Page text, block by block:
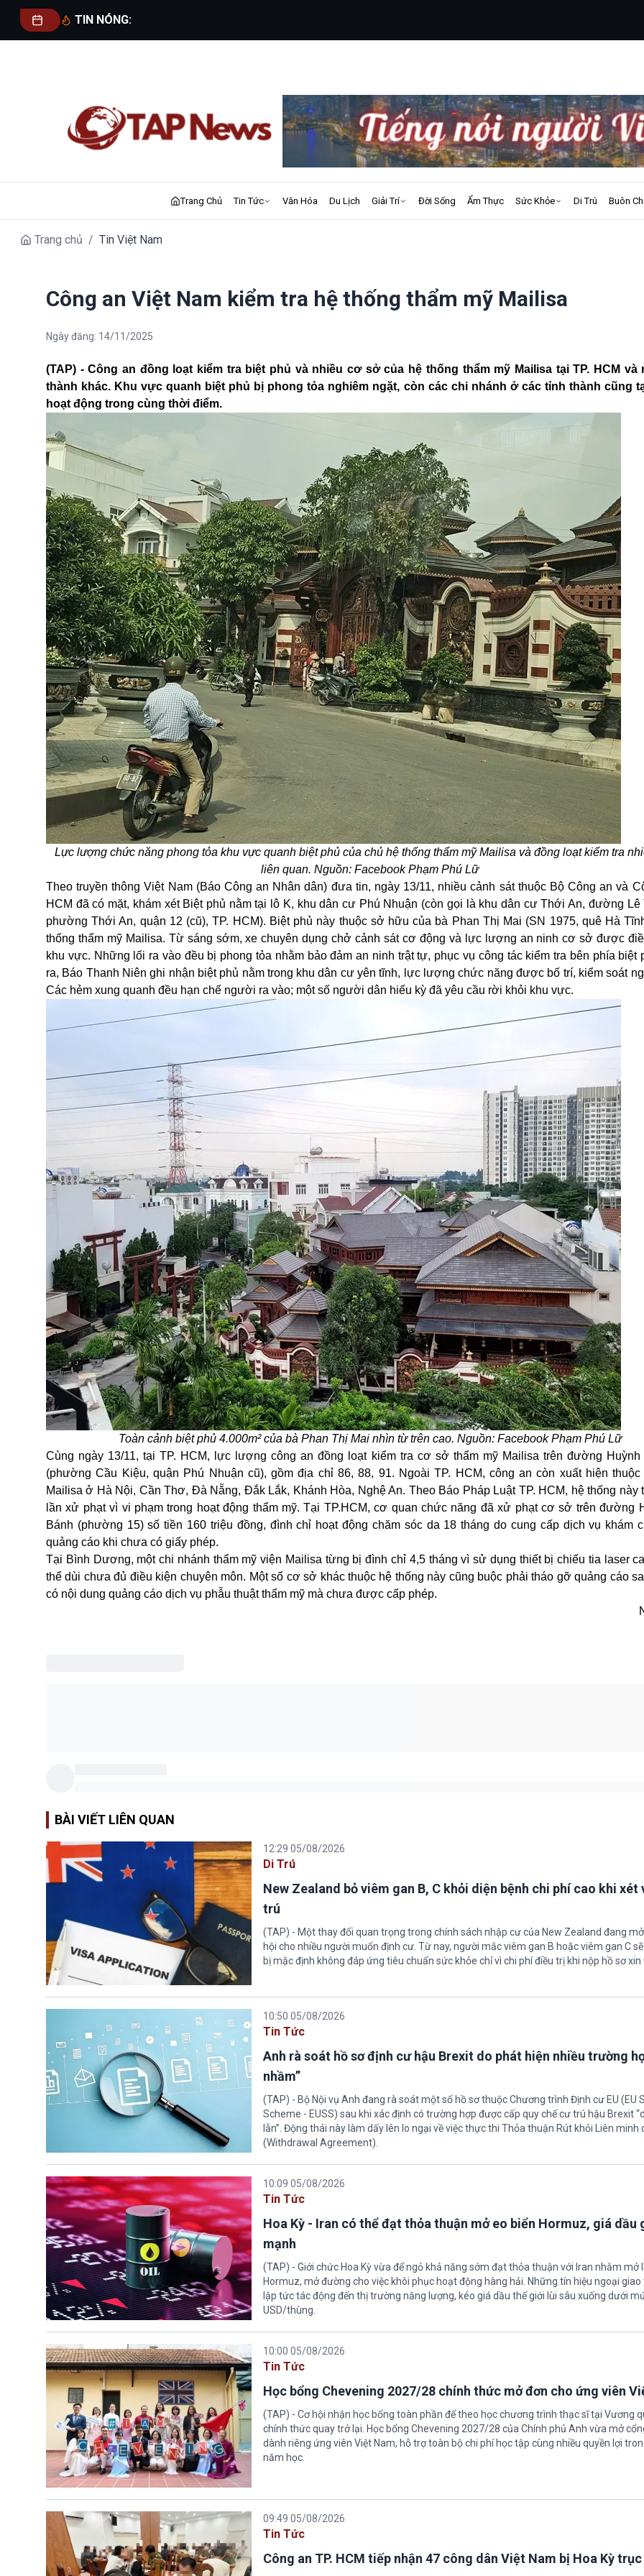
TIN NÓNG:
Trang Chủ Tin Tức Văn Hóa Du Lịch Giải Trí Đời Sống Ẩm Thực Sức Khỏe Di Trú Buôn
Trang chủ / Tin Việt Nam
Công an Việt Nam kiểm tra hệ thống thẩm mỹ Mailisa
Ngày đăng: 14/11/2025
(TAP) - Công an đồng loạt kiểm tra biệt phủ và nhiều cơ sở của hệ thống thẩm mỹ Mailisa tại TP. HCM và
thành khác. Khu vực quanh biệt phủ bị phong tỏa nghiêm ngặt, còn các chi nhánh ở các tỉnh thành cũng
hoạt động trong cùng thời điểm.
Lực lượng chức năng phong tỏa khu vực quanh biệt phủ của chủ hệ thống thẩm mỹ Mailisa và đồng loạt kiểm tra
liên quan. Nguồn: Facebook Phạm Phú Lữ
Theo truyền thông Việt Nam (Báo Công an Nhân dân) đưa tin, ngày 13/11, nhiều cảnh sát thuộc Bộ Công an và
HCM đã có mặt, khám xét Biệt phủ nằm tại lô K, khu dân cư Phú Nhuận (còn gọi là khu dân cư Thới An, đường Lê
phường Thới An, quận 12 (cũ), TP. HCM). Biệt phủ này thuộc sở hữu của bà Phan Thị Mai (SN 1975, quê Hà
thống thẩm mỹ Mailisa. Từ sáng sớm, xe chuyên dụng chở cảnh sát cơ động và lực lượng an ninh cơ sở được
khu vực. Những lối ra vào đều bị phong tỏa nhằm bảo đảm an ninh trật tự, phục vụ công tác kiểm tra bên phía biệt
ra, Báo Thanh Niên ghi nhận biệt phủ nằm trong khu dân cư yên tĩnh, lực lượng chức năng được bố trí, kiểm soát
Các hẻm xung quanh đều hạn chế người ra vào; một số người dân hiếu kỳ đã yêu cầu rời khỏi khu vực.
Toàn cảnh biệt phủ 4.000m² của bà Phan Thị Mai nhìn từ trên cao. Nguồn: Facebook Phạm Phú Lữ
Cùng ngày 13/11, tại TP. HCM, lực lượng công an đồng loạtkiểm tra cơ sở thẩm mỹ Mailisa trên đường Huỳnh
(phường Cầu Kiệu, quận Phú Nhuận cũ), gồm địa chỉ 86, 88, 91. Ngoài TP. HCM, công an còn xuất hiện thuộc
Mailisa ở Hà Nội, Cần Thơ, Đà Nẵng, Đắk Lắk, Khánh Hòa, Nghệ An. Theo Báo Pháp Luật TP. HCM, hệ thống này
lần xử phạt vì vi phạm trong hoạt động thẩm mỹ. Tại TP.HCM, cơ quan chức năng đã xử phạt cơ sở trên đường
Bánh (phường 15) số tiền 160 triệu đồng, đình chỉ hoạt động chăm sóc da 18 tháng do cung cấp dịch vụ khám
quảng cáo khi chưa có giấy phép.
Tại Bình Dương, một chi nhánh thẩm mỹ viện Mailisa từng bị đình chỉ 4,5 tháng vì sử dụng thiết bị chiếu tia laser
thể dùi chưa đủ điều kiện chuyên môn. Một số cơ sở khác thuộc hệ thống này cũng buộc phải tháo gỡ quảng cáo
có nội dung quảng cáo dịch vụ phẫu thuật thẩm mỹ mà chưa được cấp phép.
BÀI VIẾT LIÊN QUAN
12:29 05/08/2026
Di Trú
New Zealand bỏ viêm gan B, C khỏi diện bệnh chi phí cao khi xét
trú
(TAP) - Một thay đổi quan trọng trong chính sách nhập cư của New Zealand đang
hội cho nhiều người muốn định cư. Từ nay, người mắc viêm gan B hoặc viêm gan C
bị mặc định không đáp ứng tiêu chuẩn sức khỏe chỉ vì chi phí điều trị khi nộp hồ sơ xin
10:50 05/08/2026
Tin Tức
Anh rà soát hồ sơ định cư hậu Brexit do phát hiện nhiều trường
nhầm”
(TAP) - Bộ Nội vụ Anh đang rà soát một số hồ sơ thuộc Chương trình Định cư EU (EU
Scheme - EUSS) sau khi xác định có trường hợp được cấp quy chế cư trú hậu Brexit
lẫn”. Động thái này làm dấy lên lo ngại về việc thực thi Thỏa thuận Rút khỏi Liên minh
(Withdrawal Agreement).
10:09 05/08/2026
Tin Tức
Hoa Kỳ - Iran có thể đạt thỏa thuận mở eo biển Hormuz, giá dầu
mạnh
(TAP) - Giới chức Hoa Kỳ vừa để ngỏ khả năng sớm đạt thỏa thuận với Iran nhằm mở
Hormuz, mở đường cho việc khôi phục hoạt động hàng hải. Những tín hiệu ngoại
lập tức tác động đến thị trường năng lượng, kéo giá dầu thế giới lùi sâu xuống dưới
USD/thùng.
10:00 05/08/2026
Tin Tức
Học bổng Chevening 2027/28 chính thức mở đơn cho ứng viên
(TAP) - Cơ hội nhận học bổng toàn phần để theo học chương trình thạc sĩ tại Vương
chính thức quay trở lại. Học bổng Chevening 2027/28 của Chính phủ Anh vừa mở
dành riêng ứng viên Việt Nam, hỗ trợ toàn bộ chi phí học tập cùng nhiều quyền lợi
năm học.
09:49 05/08/2026
Tin Tức
Công an TP. HCM tiếp nhận 47 công dân Việt Nam bị Hoa Kỳ